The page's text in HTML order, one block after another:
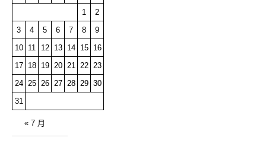
1
2
3
4 5 6 7 8
9
10
11 12 13 14 15
16
17
18 19 20 21 22
23
24
25 26 27 28 29 30
31
« 7 月